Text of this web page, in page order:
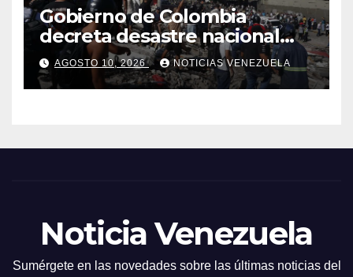
Gobierno de Colombia
decreta desastre nacional
tras sismo de 7,4
AGOSTO 10, 2026 NOTICIAS VENEZUELA
Noticia Venezuela
Sumérgete en las novedades sobre las últimas noticias del